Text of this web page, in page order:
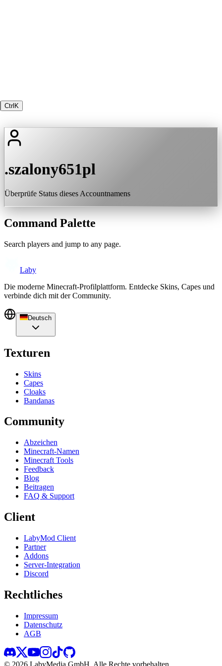
Ctrl K
.szalony651pl
Überprüfe Status dieses Accountnamens
Command Palette
Search players and jump to any page.
Laby
Die moderne Minecraft-Profilplattform. Entdecke Skins, Capes und
verbinde dich mit der Community.
Deutsch
Texturen
Skins
Capes
Cloaks
Bandanas
Community
Abzeichen
Minecraft-Namen
Minecraft Tools
Feedback
Blog
Beitragen
FAQ & Support
Client
LabyMod Client
Partner
Addons
Server-Integration
Discord
Rechtliches
Impressum
Datenschutz
AGB
© 2026 LabyMedia GmbH. Alle Rechte vorbehalten.